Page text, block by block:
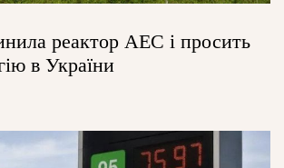
реактор АЕС і просить
в України